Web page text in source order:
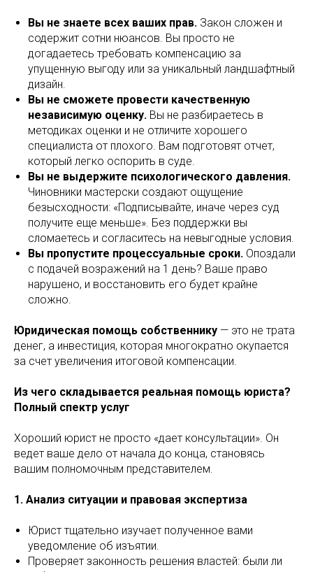
Вы не знаете всех ваших прав. Закон сложен и
содержит сотни нюансов. Вы просто не
догадаетесь требовать компенсацию за
упущенную выгоду или за уникальный ландшафтный
дизайн.
Вы не сможете провести качественную
независимую оценку. Вы не разбираетесь в
методиках оценки и не отличите хорошего
специалиста от плохого. Вам подготовят отчет,
который легко оспорить в суде.
Вы не выдержите психологического давления.
Чиновники мастерски создают ощущение
безысходности: «Подписывайте, иначе через суд
получите еще меньше». Без поддержки вы
сломаетесь и согласитесь на невыгодные условия.
Вы пропустите процессуальные сроки. Опоздали
с подачей возражений на 1 день? Ваше право
нарушено, и восстановить его будет крайне
сложно.
Юридическая помощь собственнику — это не трата
денег, а инвестиция, которая многократно окупается
за счет увеличения итоговой компенсации.
Из чего складывается реальная помощь юриста?
Полный спектр услуг
Хороший юрист не просто «дает консультации». Он
ведет ваше дело от начала до конца, становясь
вашим полномочным представителем.
1. Анализ ситуации и правовая экспертиза
Юрист тщательно изучает полученное вами
уведомление об изъятии.
Проверяет законность решения властей: были ли